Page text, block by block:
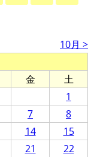
10月 >
金
土
1
7
8
14
15
21
22